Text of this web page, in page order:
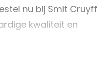
nu bij Smit Cruyff
kwaliteit en